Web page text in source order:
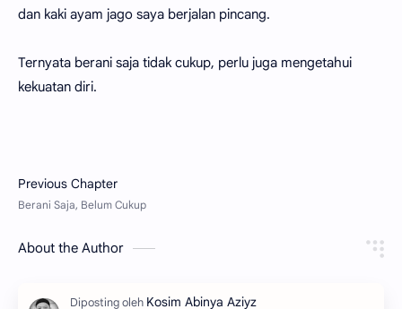
dan kaki ayam jago saya berjalan pincang.
Ternyata berani saja tidak cukup, perlu juga mengetahui
kekuatan diri.
About the Author